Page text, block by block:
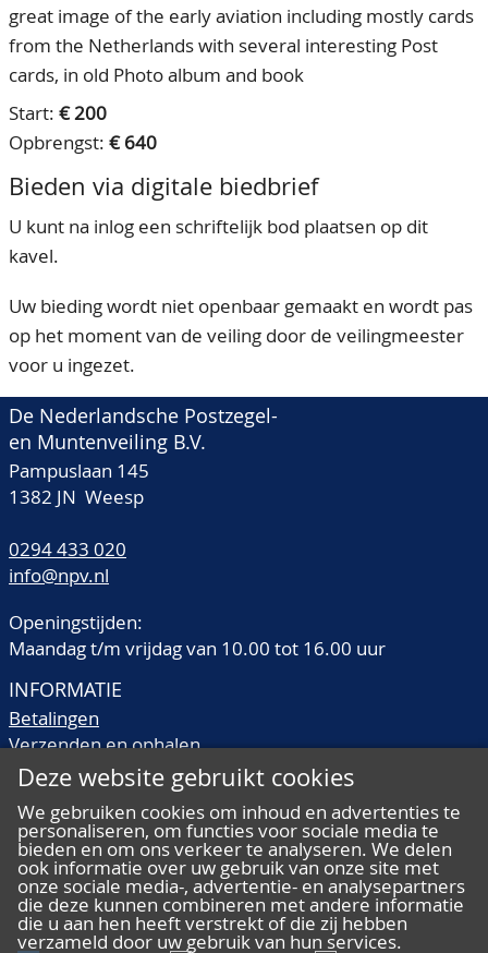
great image of the early aviation including mostly cards
from the Netherlands with several interesting Post
cards, in old Photo album and book
Start: € 200
Opbrengst: € 640
Bieden via digitale biedbrief
U kunt na inlog een schriftelijk bod plaatsen op dit
kavel.
Uw bieding wordt niet openbaar gemaakt en wordt pas
op het moment van de veiling door de veilingmeester
voor u ingezet.
De Nederlandsche Postzegel-
en Muntenveiling B.V.
Pampuslaan 145
1382 JN Weesp
0294 433 020
info@npv.nl
Openingstijden:
Maandag t/m vrijdag van 10.00 tot 16.00 uur
INFORMATIE
Betalingen
Verzenden en ophalen
Veilingtermen
Kwaliteitsomschrijvingen
Veelgestelde vragen
Deze website gebruikt cookies
We gebruiken cookies om inhoud en advertenties te
personaliseren, om functies voor sociale media te
bieden en om ons verkeer te analyseren. We delen
ook informatie over uw gebruik van onze site met
onze sociale media-, advertentie- en analysepartners
die deze kunnen combineren met andere informatie
die u aan hen heeft verstrekt of die zij hebben
verzameld door uw gebruik van hun services.